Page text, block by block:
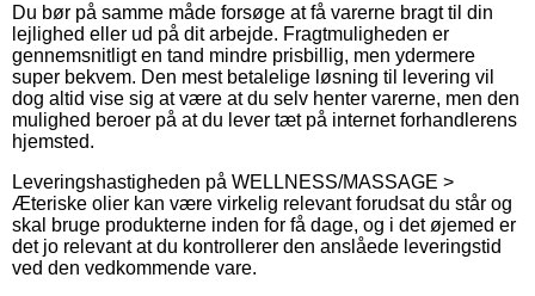
Du bør på samme måde forsøge at få varerne bragt til din
lejlighed eller ud på dit arbejde. Fragtmuligheden er
gennemsnitligt en tand mindre prisbillig, men ydermere
super bekvem. Den mest betalelige løsning til levering vil
dog altid vise sig at være at du selv henter varerne, men den
mulighed beroer på at du lever tæt på internet forhandlerens
hjemsted.
Leveringshastigheden på WELLNESS/MASSAGE >
Æteriske olier kan være virkelig relevant forudsat du står og
skal bruge produkterne inden for få dage, og i det øjemed er
det jo relevant at du kontrollerer den anslåede leveringstid
ved den vedkommende vare.